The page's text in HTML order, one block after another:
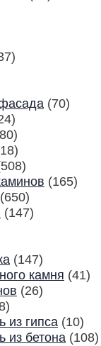
(70)
(165)
(650)
(147)
(147)
камня (41)
(26)
из гипса (10)
из бетона (108)